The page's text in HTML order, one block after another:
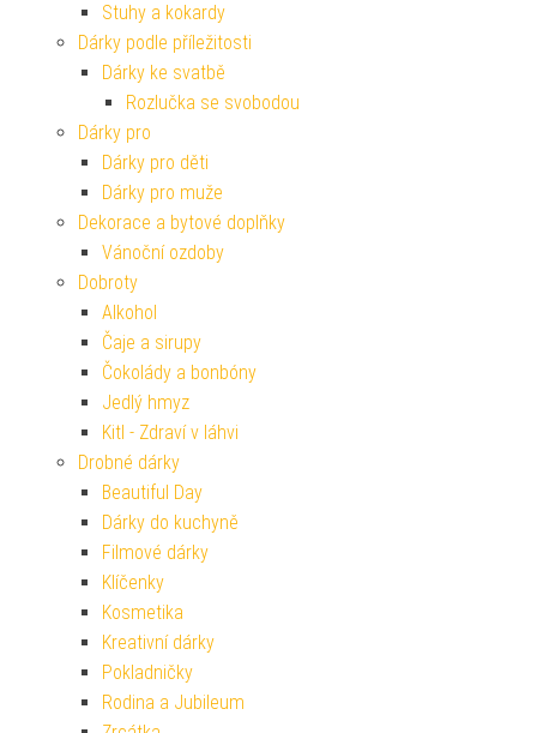
Stuhy a kokardy
Dárky podle příležitosti
Dárky ke svatbě
Rozlučka se svobodou
Dárky pro
Dárky pro děti
Dárky pro muže
Dekorace a bytové doplňky
Vánoční ozdoby
Dobroty
Alkohol
Čaje a sirupy
Čokolády a bonbóny
Jedlý hmyz
Kitl - Zdraví v láhvi
Drobné dárky
Beautiful Day
Dárky do kuchyně
Filmové dárky
Klíčenky
Kosmetika
Kreativní dárky
Pokladničky
Rodina a Jubileum